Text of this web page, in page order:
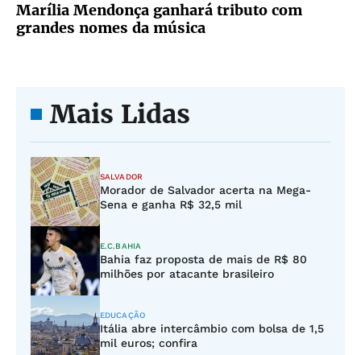
Marília Mendonça ganhará tributo com
grandes nomes da música
Mais Lidas
SALVADOR
Morador de Salvador acerta na Mega-
Sena e ganha R$ 32,5 mil
E.C.BAHIA
Bahia faz proposta de mais de R$ 80
milhões por atacante brasileiro
EDUCAÇÃO
Itália abre intercâmbio com bolsa de 1,5
mil euros; confira